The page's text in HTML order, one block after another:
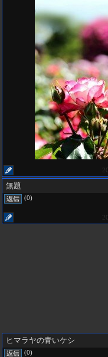
無題
(0)
ヒマラヤの青いケシ
(0)